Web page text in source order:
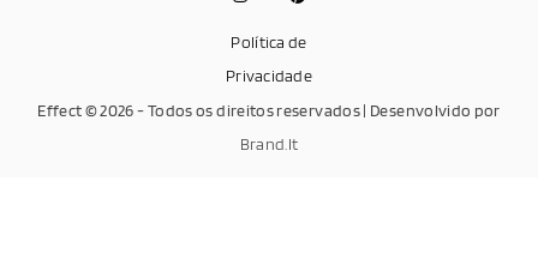
Effect © 2026 - Todos os direitos reservados | Desenvolvido por
Brand.It
Política de
Privacidade